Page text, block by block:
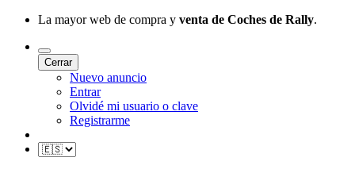
La mayor web de compra y venta de Coches de Rally.
Cerrar
Nuevo anuncio
Entrar
Olvidé mi usuario o clave
Registrarme